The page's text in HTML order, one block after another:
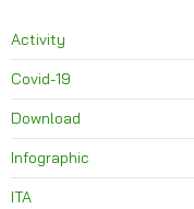
Activity
Covid-19
Download
Infographic
ITA